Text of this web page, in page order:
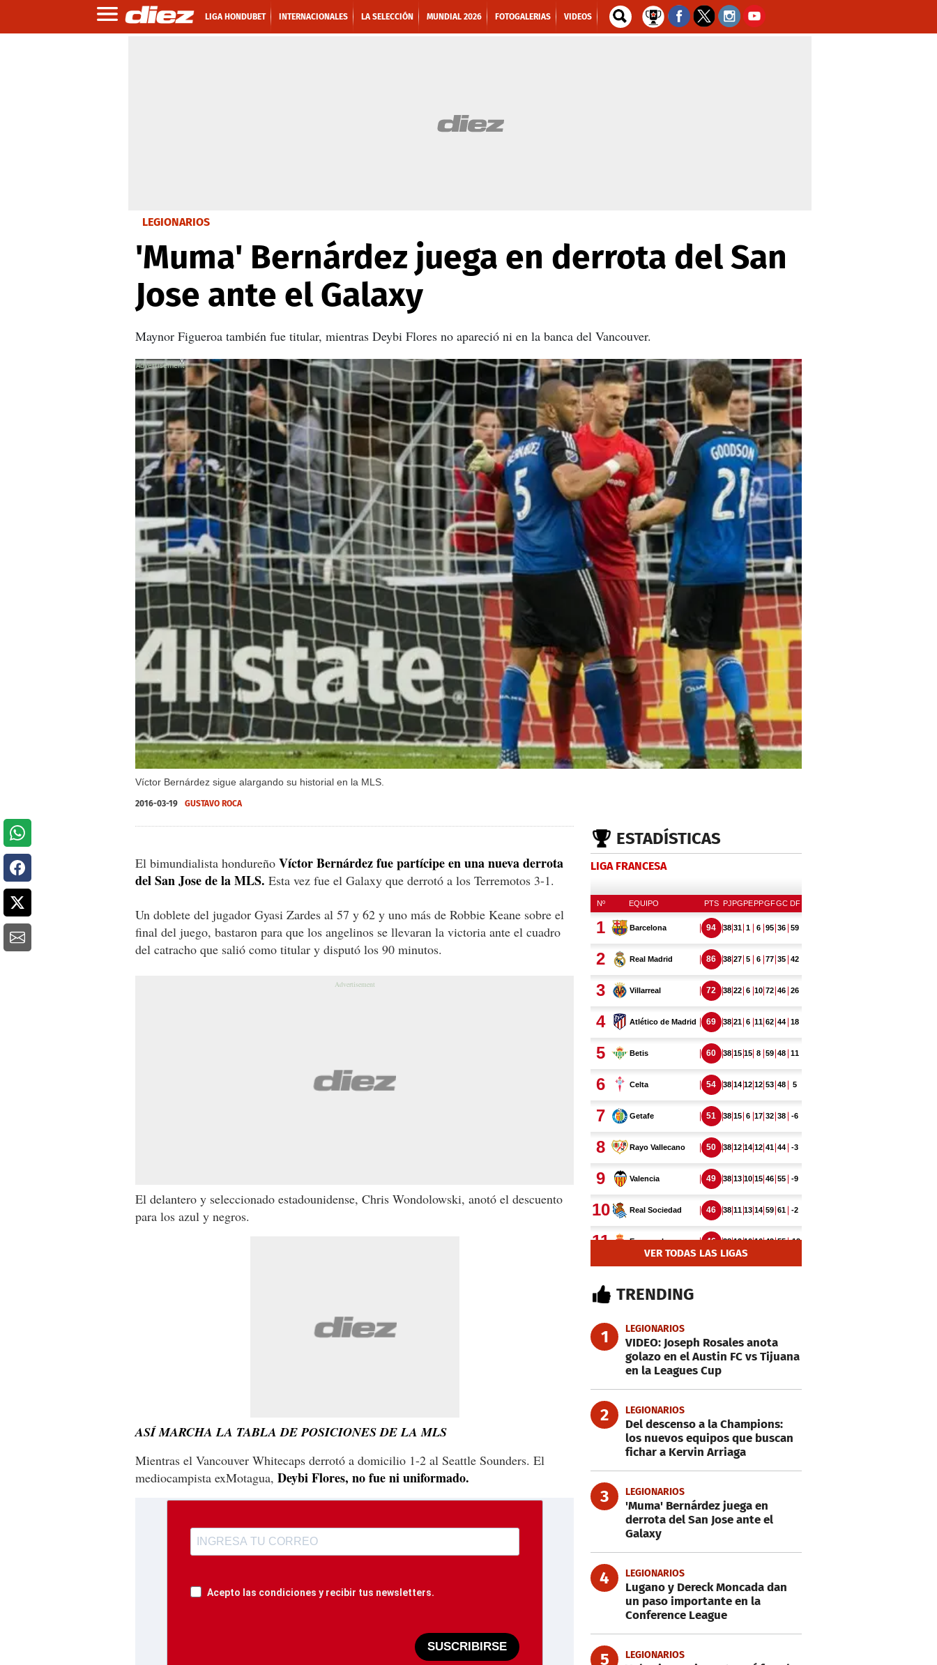
LIGA HONDUBET INTERNACIONALES LA SELECCIÓN MUNDIAL 2026 FOTOGALERIAS VIDEOS
LEGIONARIOS
'Muma' Bernárdez juega en derrota del San
Jose ante el Galaxy
Maynor Figueroa también fue titular, mientras Deybi Flores no apareció ni en la banca del Vancouver.
Víctor Bernárdez sigue alargando su historial en la MLS.
X
2016-03-19 GUSTAVO ROCA
El bimundialista hondureño Víctor Bernárdez fue partícipe en una nueva derrota
del San Jose de la MLS. Esta vez fue el Galaxy que derrotó a los Terremotos 3-1.
Un doblete del jugador Gyasi Zardes al 57 y 62 y uno más de Robbie Keane sobre el
final del juego, bastaron para que los angelinos se llevaran la victoria ante el cuadro
del catracho que salió como titular y disputó los 90 minutos.
El delantero y seleccionado estadounidense, Chris Wondolowski, anotó el descuento
para los azul y negros.
ASÍ MARCHA LA TABLA DE POSICIONES DE LA MLS
Mientras el Vancouver Whitecaps derrotó a domicilio 1-2 al Seattle Sounders. El
mediocampista exMotagua, Deybi Flores, no fue ni uniformado.
Acepto las condiciones y recibir tus newsletters.
SUSCRIBIRSE
ESTADÍSTICAS
LIGA FRANCESA
VER TODAS LAS LIGAS
TRENDING
1 LEGIONARIOS
VIDEO: Joseph Rosales anota
golazo en el Austin FC vs Tijuana
en la Leagues Cup
2 LEGIONARIOS
Del descenso a la Champions:
los nuevos equipos que buscan
fichar a Kervin Arriaga
3 LEGIONARIOS
'Muma' Bernárdez juega en
derrota del San Jose ante el
Galaxy
4 LEGIONARIOS
Lugano y Dereck Moncada dan
un paso importante en la
Conference League
5 LEGIONARIOS